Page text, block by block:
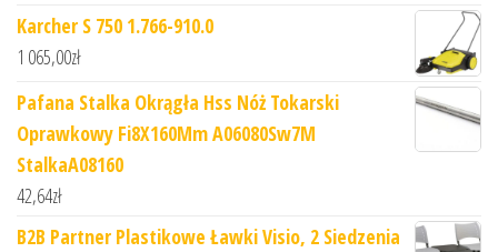
Karcher S 750 1.766-910.0
1 065,00zł
Pafana Stalka Okrągła Hss Nóż Tokarski
Oprawkowy Fi8X160Mm A06080Sw7M
StalkaA08160
42,64zł
B2B Partner Plastikowe Ławki Visio, 2 Siedzenia